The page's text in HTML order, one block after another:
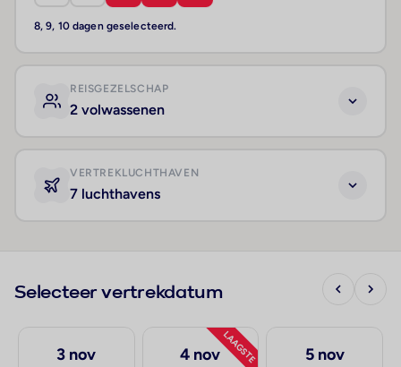
8, 9, 10 dagen geselecteerd.
REISGEZELSCHAP
2 volwassenen
VERTREKLUCHTHAVEN
7 luchthavens
Selecteer vertrekdatum
3 nov LAAGSTE
4 nov 5 nov